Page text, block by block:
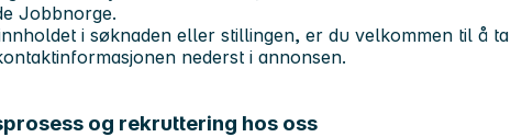
Jobbnorge.
i søknaden eller stillingen, er du velkommen til å ta
nederst i annonsen.
og rekruttering hos oss